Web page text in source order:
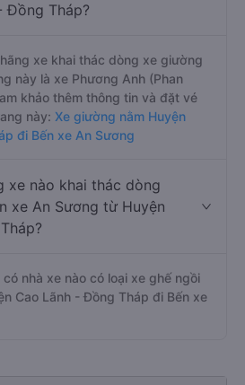
Đồng Tháp?
xe khai thác dòng xe giường
này là xe Phương Anh (Phan
khảo thêm thông tin và đặt vé
này: Xe giường nằm Huyện
đi Bến xe An Sương
xe nào khai thác dòng
xe An Sương từ Huyện
nhà xe nào có loại xe ghế ngồi
Cao Lãnh - Đồng Tháp đi Bến xe